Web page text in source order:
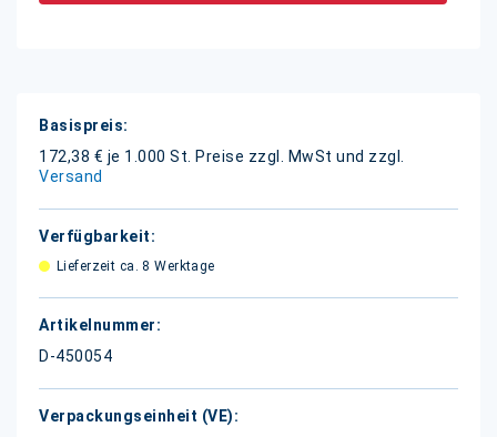
Weitere
Informationen
172,38 € je 1.000 St.
Preise zzgl. MwSt und zzgl.
Versand
Lieferzeit ca. 8 Werktage
D-450054